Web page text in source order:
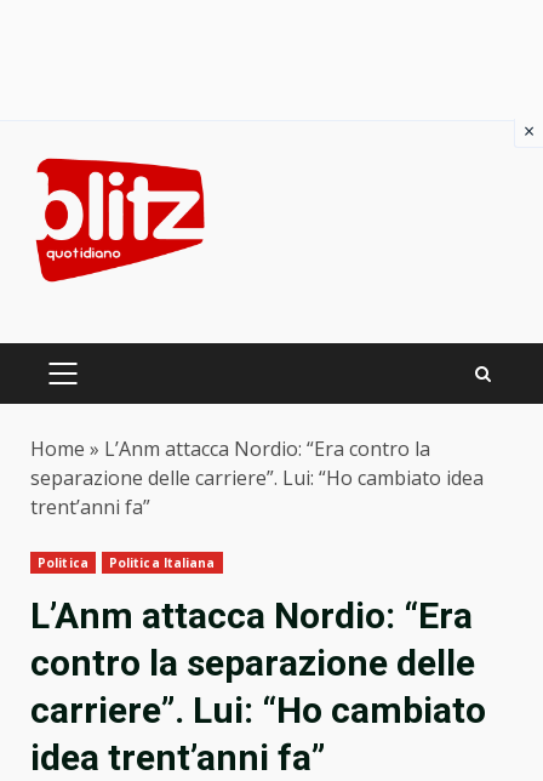
content
PRIMARY
Home » L’Anm attacca Nordio: “Era contro la
separazione delle carriere”. Lui: “Ho cambiato idea
trent’anni fa”
Politica Politica Italiana
L’Anm attacca Nordio: “Era
contro la separazione delle
carriere”. Lui: “Ho cambiato
idea trent’anni fa”
×